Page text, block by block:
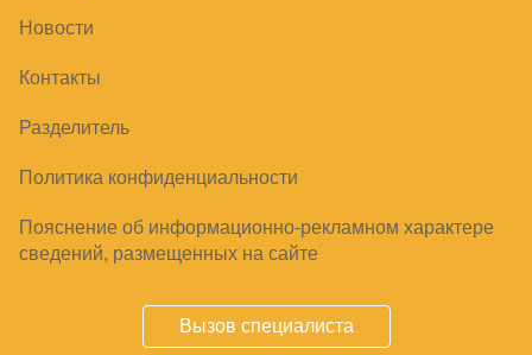
Новости
Контакты
Разделитель
Политика конфиденциальности
Пояснение об информационно-рекламном характере
сведений, размещенных на сайте
Вызов специалиста
МАРМИТ ВТОРЫХ БЛЮД АСТА
ПМЭС-70КМ-80